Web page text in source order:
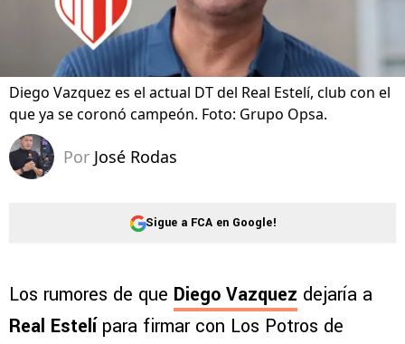
Diego Vazquez es el actual DT del Real Estelí, club con el
que ya se coronó campeón. Foto: Grupo Opsa.
Por José Rodas
Sigue a FCA en Google!
Los rumores de que Diego Vazquez dejaría a
Real Estelí para firmar con Los Potros de